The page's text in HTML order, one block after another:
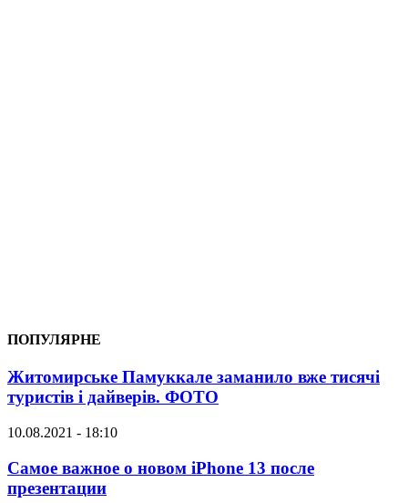
ПОПУЛЯРНЕ
Житомирське Памуккале заманило вже тисячі
туристів і дайверів. ФОТО
10.08.2021 - 18:10
Самое важное о новом iPhone 13 после
презентации